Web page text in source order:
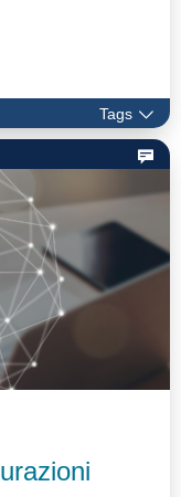
Tags